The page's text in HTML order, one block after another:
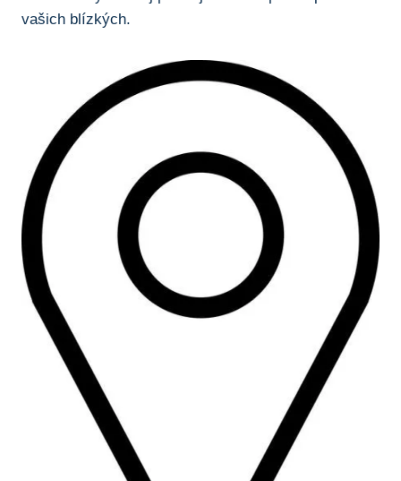
vašich blízkých.